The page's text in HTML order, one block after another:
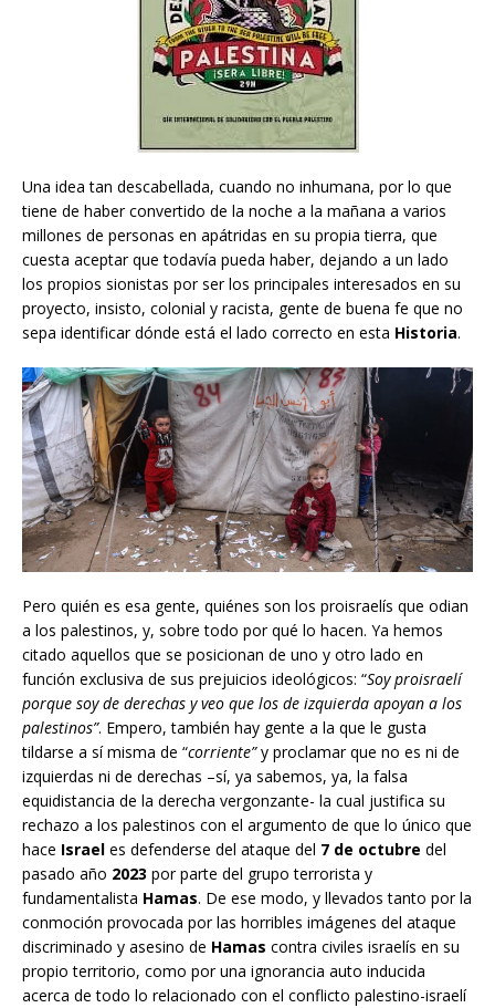
Una idea tan descabellada, cuando no inhumana, por lo que
tiene de haber convertido de la noche a la mañana a varios
millones de personas en apátridas en su propia tierra, que
cuesta aceptar que todavía pueda haber, dejando a un lado
los propios sionistas por ser los principales interesados en su
proyecto, insisto, colonial y racista, gente de buena fe que no
sepa identificar dónde está el lado correcto en esta Historia.
Pero quién es esa gente, quiénes son los proisraelís que odian
a los palestinos, y, sobre todo por qué lo hacen. Ya hemos
citado aquellos que se posicionan de uno y otro lado en
función exclusiva de sus prejuicios ideológicos: “Soy proisraelí
porque soy de derechas y veo que los de izquierda apoyan a los
palestinos”. Empero, también hay gente a la que le gusta
tildarse a sí misma de “corriente”y proclamar que no es ni de
izquierdas ni de derechas –sí, ya sabemos, ya, la falsa
equidistancia de la derecha vergonzante- la cual justifica su
rechazo a los palestinos con el argumento de que lo único que
hace Israel es defenderse del ataque del 7 de octubre del
pasado año 2023 por parte del grupo terrorista y
fundamentalista Hamas. De ese modo, y llevados tanto por la
conmoción provocada por las horribles imágenes del ataque
discriminado y asesino de Hamas contra civiles israelís en su
propio territorio, como por una ignorancia auto inducida
acerca de todo lo relacionado con el conflicto palestino-israelí